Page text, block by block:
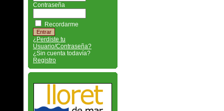
Contraseña
Recordarme
¿Perdiste tu
Usuario/Contraseña?
¿Sin cuenta todavía?
Registro